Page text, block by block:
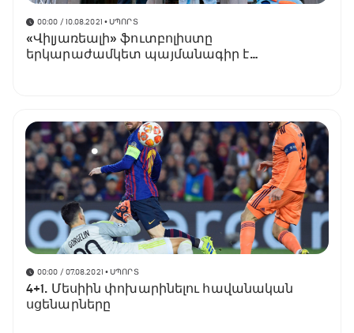
00:00 / 10.08.2021 • ՍՊՈՐՏ
«Վիլյառեալի» ֆուտբոլիստը
երկարաժամկետ պայմանագիր է
00:00 / 07.08.2021 • ՍՊՈՐՏ
4+1. Մեսիին փոխարինելու հավանական
սցենարները